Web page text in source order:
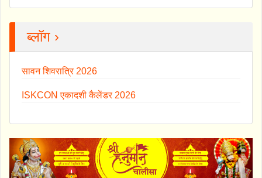
ब्लॉग ›
सावन शिवरात्रि 2026
ISKCON एकादशी कैलेंडर 2026